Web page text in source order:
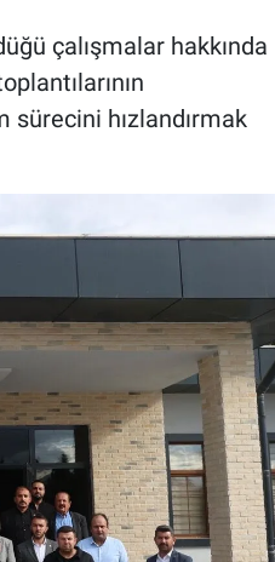
çalışmalar hakkında
hızlandırmak